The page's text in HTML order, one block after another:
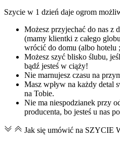
Szycie w 1 dzień daje ogrom
Możesz przyjechać do nas z
(mamy klientki z całego
wrócić do domu (albo hotelu
Możesz szyć blisko ślubu,
bądź jesteś w ciąży!
Nie marnujesz czasu na
Masz wpływ na każdy detal
na Tobie.
Nie ma niespodzianek przy
producenta, bo jesteś u nas
Jak się umówić na SZYCIE